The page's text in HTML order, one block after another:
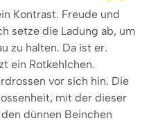
Kontrast. Freude und
setze die Ladung ab, um
zu halten. Da ist er.
ein Rotkehlchen.
vor sich hin. Die
mit der dieser
dünnen Beinchen